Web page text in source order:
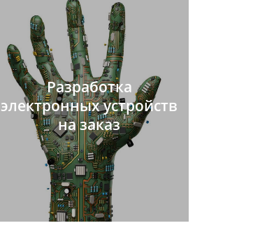
Разработка
электронных устройств
на заказ